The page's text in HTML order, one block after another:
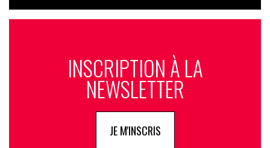
INSCRIPTION À LA
NEWSLETTER
JE M'INSCRIS